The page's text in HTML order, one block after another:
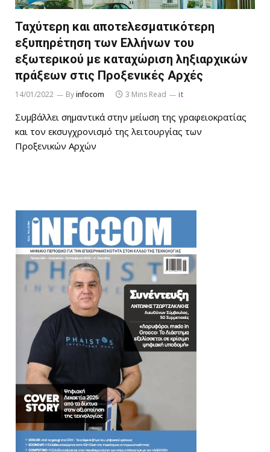
Ταχύτερη και αποτελεσματικότερη
εξυπηρέτηση των Ελλήνων του
εξωτερικού με καταχώριση ληξιαρχικών
πράξεων στις Προξενικές Αρχές
14/01/2022 Byinfocom 3 Mins Read it
Συμβάλλει σημαντικά στην μείωση της γραφειοκρατίας
και τον εκσυγχρονισμό της λειτουργίας των
Προξενικών Αρχών